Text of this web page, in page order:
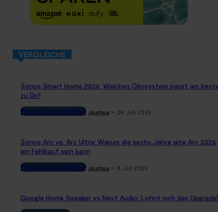
VERGLEICHE
Sonos Smart Home 2026: Welches Ökosystem passt am
zu Dir?
Produktvergleiche Joshua - 28. Juli 2026
Sonos Arc vs. Arc Ultra: Warum die sechs Jahre alte Arc 2026
ein Fehlkauf sein kann
Produktvergleiche Joshua - 8. Juli 2026
Google Home Speaker vs Nest Audio: Lohnt sich das